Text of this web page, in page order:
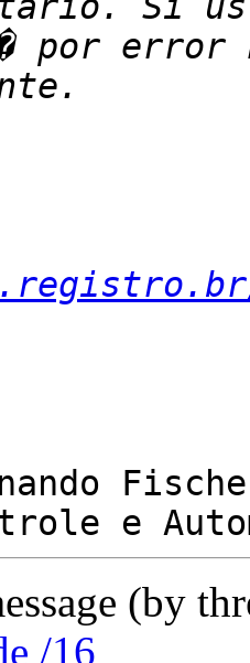
por error
(by
/16